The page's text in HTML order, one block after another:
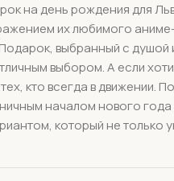
на день рождения для
их любимого
выбранный с
выбором. А если
кто всегда в
началом нового
который не только